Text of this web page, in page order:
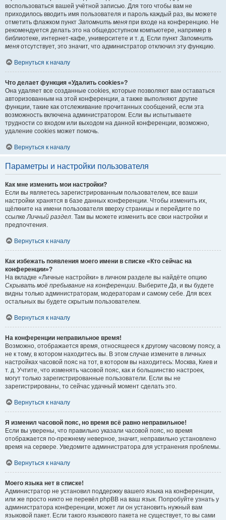
воспользоваться вашей учётной записью. Для того чтобы вам не
приходилось вводить имя пользователя и пароль каждый раз, вы можете
отметить флажком пункт Запомнить меня при входе на конференцию. Не
рекомендуется делать это на общедоступном компьютере, например в
библиотеке, интернет-кафе, университете и т. д. Если пункт Запомнить
меня отсутствует, это значит, что администратор отключил эту функцию.
Вернуться к началу
Что делает функция «Удалить cookies»?
Она удаляет все созданные cookies, которые позволяют вам оставаться
авторизованным на этой конференции, а также выполняют другие
функции, такие как отслеживание прочитанных сообщений, если эта
возможность включена администратором. Если вы испытываете
трудности со входом или выходом на данной конференции, возможно,
удаление cookies может помочь.
Вернуться к началу
Параметры и настройки пользователя
Как мне изменить мои настройки?
Если вы являетесь зарегистрированным пользователем, все ваши
настройки хранятся в базе данных конференции. Чтобы изменить их,
щёлкните на имени пользователя вверху страницы и перейдите по
ссылкеЛичный раздел. Там вы можете изменить все свои настройки и
предпочтения.
Вернуться к началу
Как избежать появления моего имени в списке «Кто сейчас на
конференции»?
На вкладке «Личные настройки» в личном разделе вы найдёте опцию
Скрывать моё пребывание на конференции. ВыберитеДа, и вы будете
видны только администраторам, модераторам и самому себе. Для всех
остальных вы будете скрытым пользователем.
Вернуться к началу
На конференции неправильное время!
Возможно, отображается время, относящееся к другому часовому поясу, а
не к тому, в котором находитесь вы. В этом случае измените в личных
настройках часовой пояс на тот, в котором вы находитесь: Москва, Киев и
т. д. Учтите, что изменять часовой пояс, как и большинство настроек,
могут только зарегистрированные пользователи. Если вы не
зарегистрированы, то сейчас удачный момент сделать это.
Вернуться к началу
Я изменил часовой пояс, но время всё равно неправильное!
Если вы уверены, что правильно указали часовой пояс, но время
отображается по-прежнему неверное, значит, неправильно установлено
время на сервере. Уведомите администратора для устранения проблемы.
Вернуться к началу
Моего языка нет в списке!
Администратор не установил поддержку вашего языка на конференции,
или же просто никто не перевёл phpBB на ваш язык. Попробуйте узнать у
администратора конференции, может ли он установить нужный вам
языковой пакет. Если такого языкового пакета не существует, то вы сами